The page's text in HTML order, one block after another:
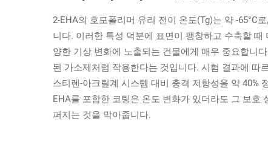
2-EHA의 호모폴리머 유리 전이 온도(Tg)는 약 -65°C
니다. 이러한 특성 덕분에 표면이 팽창하고 수축할
양한 기상 변화에 노출되는 건물에게 매우 중요합니
된 가소제처럼 작용한다는 것입니다. 시험 결과에 따
스티렌-아크릴계 시스템 대비 충격 저항성을 약 40%
EHA를 포함한 코팅은 온도 변화가 있더라도 그 보호
퍼지는 것을 막아줍니다.